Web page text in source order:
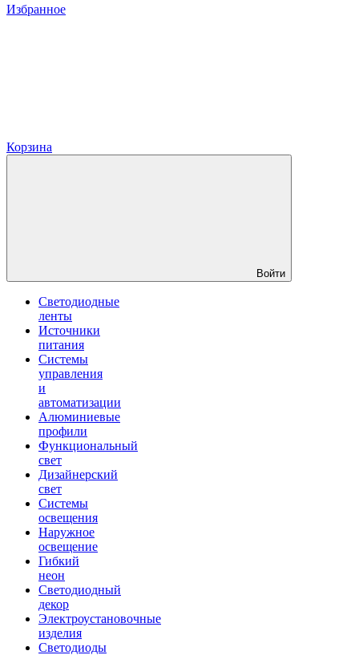
Избранное
Корзина
Войти
Светодиодные
ленты
Источники
питания
Системы
управления
и
автоматизации
Алюминиевые
профили
Функциональный
свет
Дизайнерский
свет
Системы
освещения
Наружное
освещение
Гибкий
неон
Светодиодный
декор
Электроустановочные
изделия
Светодиоды